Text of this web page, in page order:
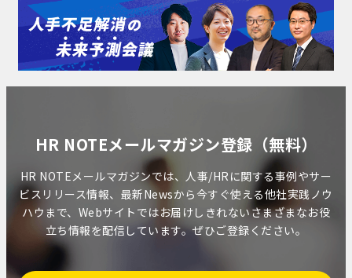
HR NOTEメールマガジン登録（無料）
HR NOTEメールマガジンでは、人事/HRに関する事例やサー
ビスリリース情報、最新Newsから今すぐ使える他社実践ノウ
ハウまで、Webサイトではお届けしきれないさまざまなお役
立ち情報を配信しています。ぜひご登録ください。